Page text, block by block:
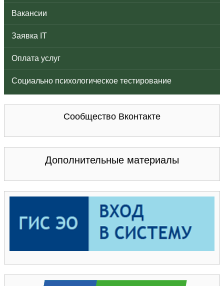
Вакансии
Заявка IT
Оплата услуг
Социально психологическое тестирование
Сообщество Вконтакте
Дополнительные материалы